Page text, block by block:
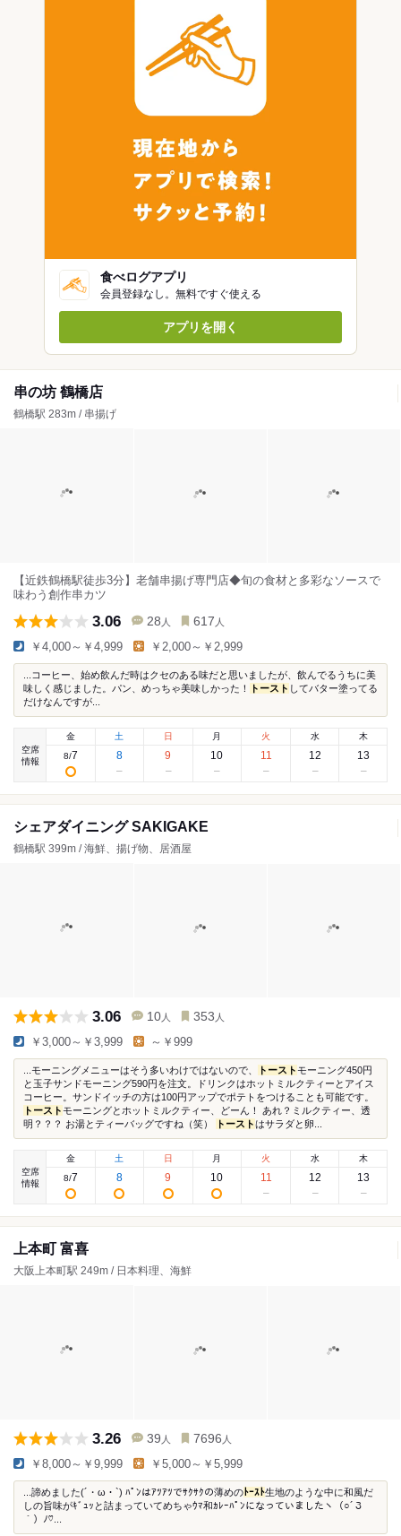
食べログアプリ
会員登録なし。無料ですぐ使える
アプリを開く
串の坊 鶴橋店
鶴橋駅 283m / 串揚げ
【近鉄鶴橋駅徒歩3分】老舗串揚げ専門店◆旬の食材と多彩なソースで
味わう創作串カツ
3.06 28 人 617 人
￥4,000～￥4,999 ￥2,000～￥2,999
...コーヒー、始め飲んだ時はクセのある味だと思いましたが、飲んでるうちに美
味しく感じました。パン、めっちゃ美味しかった！
トースト してバター塗ってる
だけなんですが...
空席
情報
金
8/7
土
8
日
9
月
10
火
11
水
12
木
13
シェアダイニング SAKIGAKE
鶴橋駅 399m / 海鮮、揚げ物、居酒屋
3.06 10 人 353 人
￥3,000～￥3,999 ～￥999
...モーニングメニューはそう多いわけではないので、 トーストモーニング450円
と玉子サンドモーニング590円を注文。ドリンクはホットミルクティーとアイス
コーヒー。サンドイッチの方は100円アップでポテトをつけることも可能です。
トーストモーニングとホットミルクティー、どーん！ あれ？ミルクティー、透
明？？？ お湯とティーバッグですね（笑）
トーストはサラダと卵...
空席
情報
金
8/7
土
8
日
9
月
10
火
11
水
12
木
13
上本町 富喜
大阪上本町駅 249m / 日本料理、海鮮
3.26 39 人 7696 人
￥8,000～￥9,999 ￥5,000～￥5,999
...諦めました(´・ω・`) ﾊﾟﾝはｱﾂｱﾂでｻｸｻｸの薄めの ﾄｰｽﾄ生地のような中に和風だ
しの旨味がｷﾞｭｯと詰まっていてめちゃｳﾏ和ｶﾚｰﾊﾟﾝになっていましたヽ（○´３
｀）ﾉ♡...